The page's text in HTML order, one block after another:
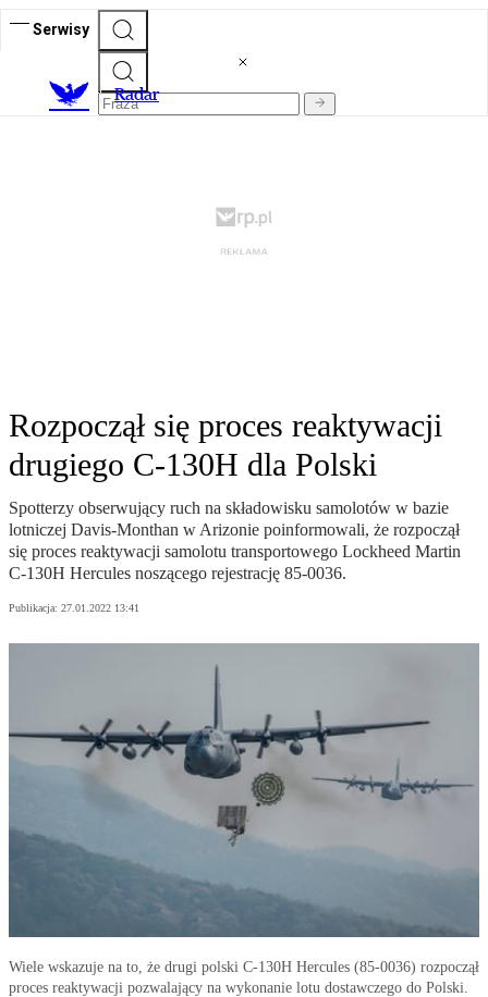
Serwisy
Radar
Rozpoczął się proces reaktywacji
drugiego C-130H dla Polski
Spotterzy obserwujący ruch na składowisku samolotów w bazie
lotniczej Davis-Monthan w Arizonie poinformowali, że rozpoczął
się proces reaktywacji samolotu transportowego Lockheed Martin
C-130H Hercules noszącego rejestrację 85-0036.
Publikacja: 27.01.2022 13:41
Wiele wskazuje na to, że drugi polski C-130H Hercules (85-0036) rozpoczął
proces reaktywacji pozwalający na wykonanie lotu dostawczego do Polski.